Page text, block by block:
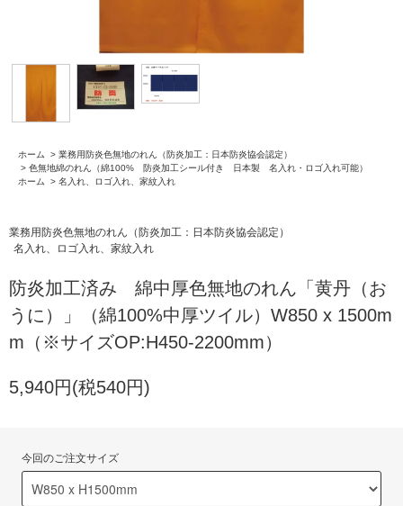
ホーム > 業務用防炎色無地のれん（防炎加工：日本防炎協会認定）
> 色無地綿のれん（綿100% 防炎加工シール付き 日本製 名入れ・ロゴ入れ可能）
ホーム
> 名入れ、ロゴ入れ、家紋入れ
業務用防炎色無地のれん（防炎加工：日本防炎協会認定）
名入れ、ロゴ入れ、家紋入れ
防炎加工済み 綿中厚色無地のれん「黄丹（お
うに）」（綿100%中厚ツイル）W850 x 1500m
m（※サイズOP:H450-2200mm）
5,940円(税540円)
今回のご注文サイズ